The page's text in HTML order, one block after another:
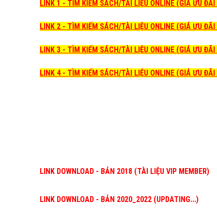
LINK 1 - TÌM KIẾM SÁCH/TÀI LIỆU ONLINE (GIÁ ƯU
LINK 2 - TÌM KIẾM SÁCH/TÀI LIỆU ONLINE (GIÁ ƯU
LINK 3 - TÌM KIẾM SÁCH/TÀI LIỆU ONLINE (GIÁ ƯU
LINK 4 - TÌM KIẾM SÁCH/TÀI LIỆU ONLINE (GIÁ ƯU
LINK DOWNLOAD - BẢN 2018 (TÀI LIỆU VIP MEMBER)
LINK DOWNLOAD - BẢN 2020_2022 (UPDATING...)